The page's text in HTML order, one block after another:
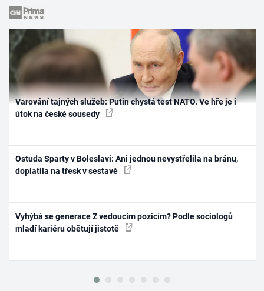
Varování tajných služeb: Putin chystá test NATO. Ve hře je i
útok na české sousedy
Ostuda Sparty v Boleslavi: Ani jednou nevystřelila na bránu,
doplatila na třesk v sestavě
Vyhýbá se generace Z vedoucím pozicím? Podle sociologů
mladí kariéru obětují jistotě